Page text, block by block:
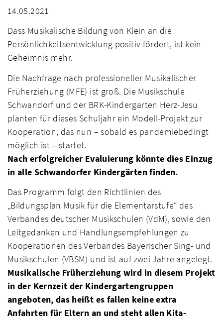
14.05.2021
Dass Musikalische Bildung von Klein an die
Persönlichkeitsentwicklung positiv fördert, ist kein
Geheimnis mehr.
Die Nachfrage nach professioneller Musikalischer
Früherziehung (MFE) ist groß. Die Musikschule
Schwandorf und der BRK-Kindergarten Herz-Jesu
planten für dieses Schuljahr ein Modell-Projekt zur
Kooperation, das nun – sobald es pandemiebedingt
möglich ist – startet.
Nach erfolgreicher Evaluierung könnte dies Einzug
in alle Schwandorfer Kindergärten finden.
Das Programm folgt den Richtlinien des
„Bildungsplan Musik für die Elementarstufe“ des
Verbandes deutscher Musikschulen (VdM), sowie den
Leitgedanken und Handlungsempfehlungen zu
Kooperationen des Verbandes Bayerischer Sing- und
Musikschulen (VBSM) und ist auf zwei Jahre angelegt.
Musikalische Früherziehung wird in diesem Projekt
in der Kernzeit der Kindergartengruppen
angeboten, das heißt es fallen keine extra
Anfahrten für Eltern an und steht allen Kita-